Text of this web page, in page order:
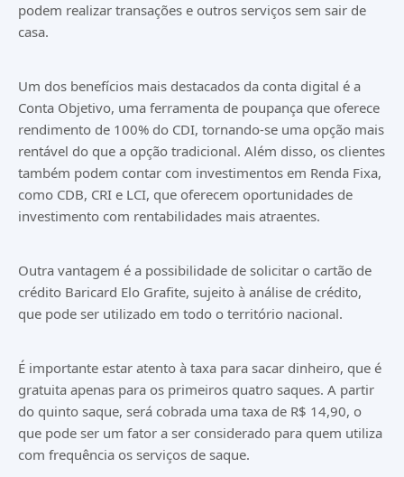
podem realizar transações e outros serviços sem sair de
casa.
Um dos benefícios mais destacados da conta digital é a
Conta Objetivo, uma ferramenta de poupança que oferece
rendimento de 100% do CDI, tornando-se uma opção mais
rentável do que a opção tradicional. Além disso, os clientes
também podem contar com investimentos em Renda Fixa,
como CDB, CRI e LCI, que oferecem oportunidades de
investimento com rentabilidades mais atraentes.
Outra vantagem é a possibilidade de solicitar o cartão de
crédito Baricard Elo Grafite, sujeito à análise de crédito,
que pode ser utilizado em todo o território nacional.
É importante estar atento à taxa para sacar dinheiro, que é
gratuita apenas para os primeiros quatro saques. A partir
do quinto saque, será cobrada uma taxa de R$ 14,90, o
que pode ser um fator a ser considerado para quem utiliza
com frequência os serviços de saque.